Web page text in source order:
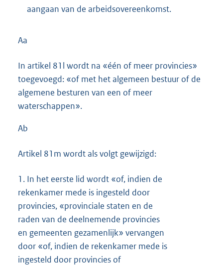
aangaan van de arbeidsovereenkomst.
Aa
In artikel 81l wordt na «één of meer provincies»
toegevoegd: «of met het algemeen bestuur of de
algemene besturen van een of meer
waterschappen».
Ab
Artikel 81m wordt als volgt gewijzigd:
1. In het eerste lid wordt «of, indien de
rekenkamer mede is ingesteld door
provincies, «provinciale staten en de
raden van de deelnemende provincies
en gemeenten gezamenlijk» vervangen
door «of, indien de rekenkamer mede is
ingesteld door provincies of